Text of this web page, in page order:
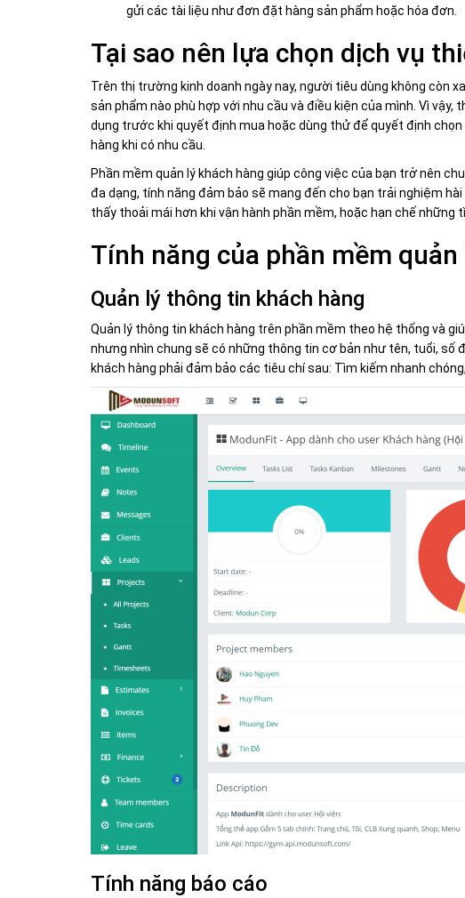
gửi các tài liệu như đơn đặt hàng sản phẩm hoặc hóa đơn.
Tại sao nên lựa chọn dịch vụ
Trên thị trường kinh doanh ngày nay, người tiêu dùng không còn
sản phẩm nào phù hợp với nhu cầu và điều kiện của mình. Vì
dụng trước khi quyết định mua hoặc dùng thử để quyết định
hàng khi có nhu cầu.
Phần mềm quản lý khách hàng giúp công việc của bạn trở nên
đa dạng, tính năng đảm bảo sẽ mang đến cho bạn trải nghiệm
thấy thoải mái hơn khi vận hành phần mềm, hoặc hạn chế những
Tính năng của phần mềm
Quản lý thông tin khách hàng
Quản lý thông tin khách hàng trên phần mềm theo hệ thống và
nhưng nhìn chung sẽ có những thông tin cơ bản như tên, tuổi, số
khách hàng phải đảm bảo các tiêu chí sau: Tìm kiếm nhanh
Tính năng báo cáo